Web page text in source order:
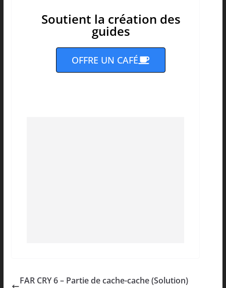
Soutient la création des
guides
OFFRE UN CAFÉ
FAR CRY 6 – Partie de cache-cache (Solution)